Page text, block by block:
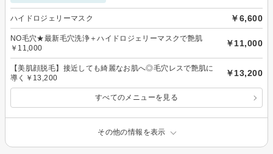
ハイドロジェリーマスク ￥6,600
NO毛穴★最新毛穴洗浄＋ハイドロジェリーマスクで艶肌
￥11,000
￥11,000
【美肌顔脱毛】接近しても綺麗なお肌へ◎毛穴レスで艶肌に
導く￥13,200
￥13,200
すべてのメニューを見る
その他の情報を表示